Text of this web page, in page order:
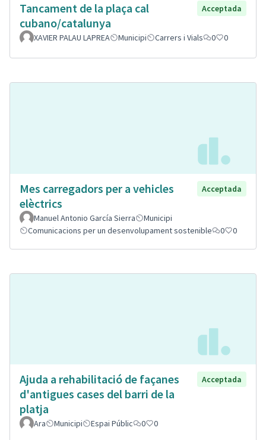
Tancament de la plaça cal
cubano/catalunya
Acceptada
XAVIER PALAU LAPREA Municipi Carrers i Vials 0 0
Mes carregadors per a vehicles
elèctrics
Acceptada
Manuel Antonio García Sierra
Municipi
Comunicacions per un desenvolupament sostenible
0 0
Ajuda a rehabilitació de façanes
d'antigues cases del barri de la
platja
Acceptada
Ara Municipi Espai Públic 0 0